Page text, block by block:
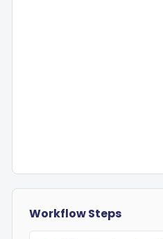
Workflow Steps